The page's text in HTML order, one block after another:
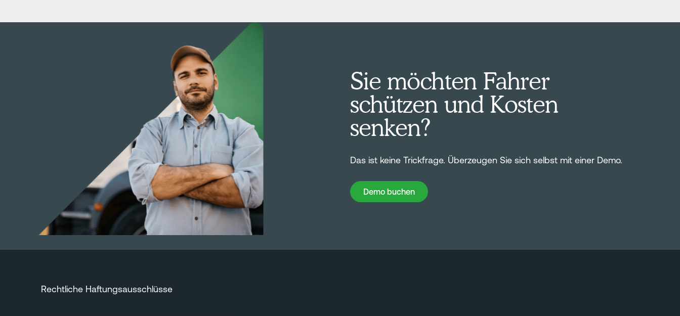
Sie möchten Fahrer
schützen und Kosten
senken?
Das ist keine Trickfrage. Überzeugen Sie sich selbst mit einer Demo.
Demo buchen
Demo buchen
Rechtliche Haftungsausschlüsse